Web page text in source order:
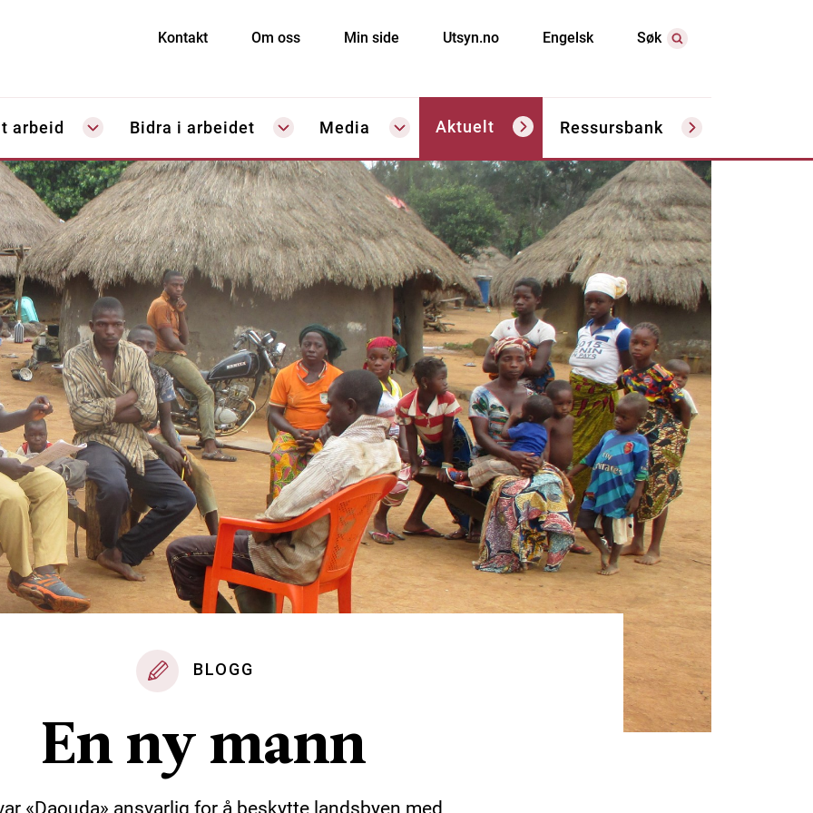
Kontakt Om oss Min side Utsyn.no Engelsk Søk
arbeid Bidra i arbeidet Media Aktuelt Ressursbank
BLOGG
En ny mann
«Daouda» ansvarlig for å beskytte landsbyen med